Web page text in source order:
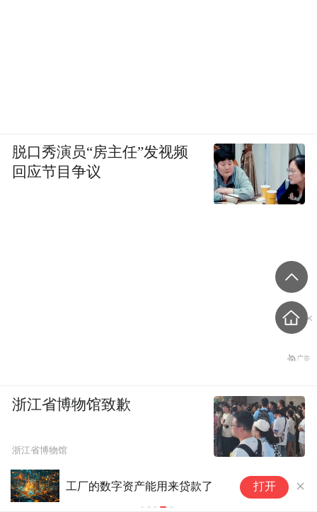
工厂的数字资产能用来贷款了 打开
脱口秀演员“房主任”发视频
回应节目争议
浙江省博物馆致歉
浙江省博物馆